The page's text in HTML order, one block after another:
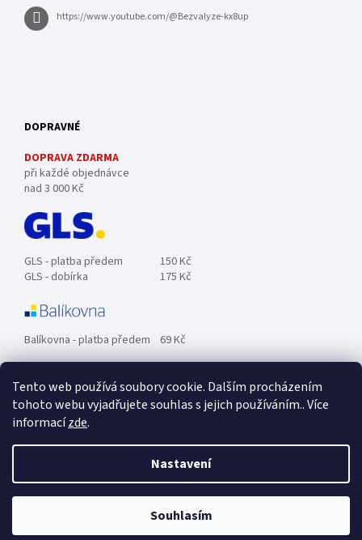
Tento web používá soubory cookie. Dalším procházením
tohoto webu vyjadřujete souhlas s jejich používáním.. Více
informacízde.
Nastavení
Souhlasím
https://www.youtube.com/@Bezvalyze-kx8up
DOPRAVNÉ
DOPRAVA ZDARMA
při každé objednávce
nad 3 000 Kč
GLS - platba předem
150 Kč
GLS - dobírka
175 Kč
Balíkovna - platba předem 69 Kč
Zásilkovna - platba předem 89 Kč